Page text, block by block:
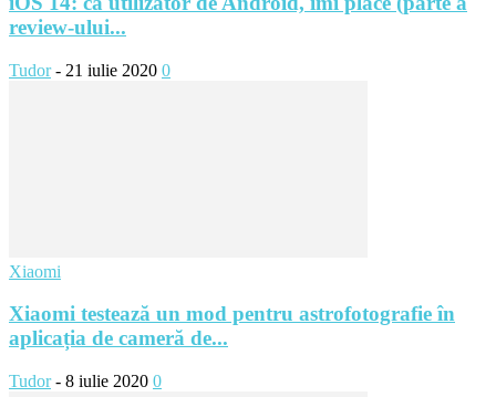
review-ului...
Tudor - 21 iulie 2020 0
Xiaomi
Xiaomi testează un mod pentru astrofotografie în
aplicația de cameră de...
Tudor - 8 iulie 2020 0